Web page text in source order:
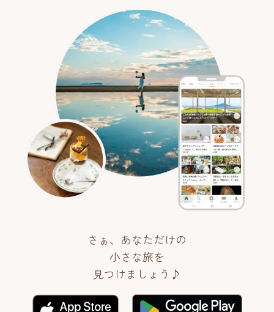
さぁ、あなただけの
小さな旅を
見つけましょう♪